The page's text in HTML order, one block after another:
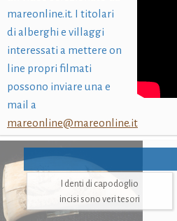
mareonline.it. I titolari
di alberghi e villaggi
interessati a mettere on
line propri filmati
possono inviare una e
mail a
mareonline@mareonline.it
I denti di capodoglio
incisi sono veri tesori